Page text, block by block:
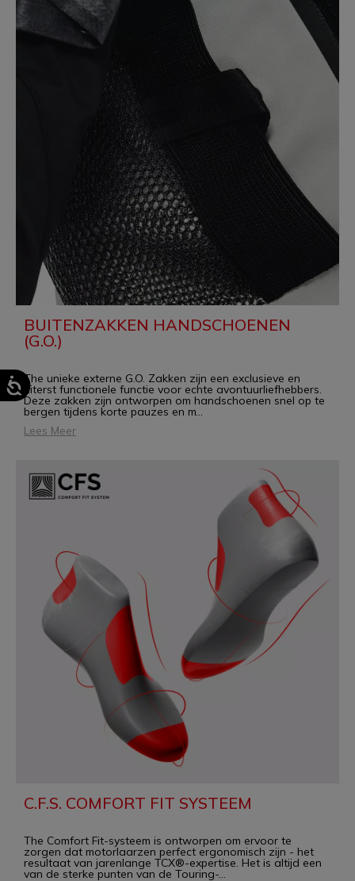
BUITENZAKKEN HANDSCHOENEN
(G.O.)
The unieke externe G.O. Zakken zijn een exclusieve en
uiterst functionele functie voor echte avontuurliefhebbers.
Deze zakken zijn ontworpen om handschoenen snel op te
bergen tijdens korte pauzes en m...
Lees Meer
C.F.S. COMFORT FIT SYSTEEM
The Comfort Fit-systeem is ontworpen om ervoor te
zorgen dat motorlaarzen perfect ergonomisch zijn - het
resultaat van jarenlange TCX®-expertise. Het is altijd een
van de sterke punten van de Touring-...